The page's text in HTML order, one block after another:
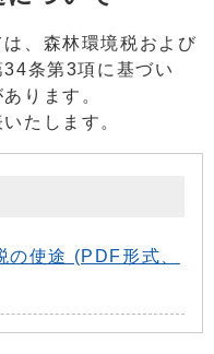
、森林環境税および
条第3項に基づい
ります。
たします。
の使途 (PDF形式、